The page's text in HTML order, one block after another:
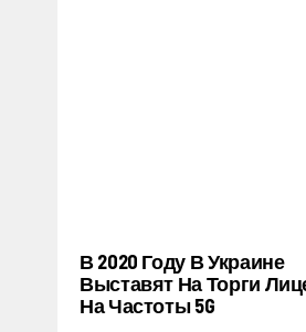
В 2020 Году В Украине
Выставят На Торги
На Частоты 5G